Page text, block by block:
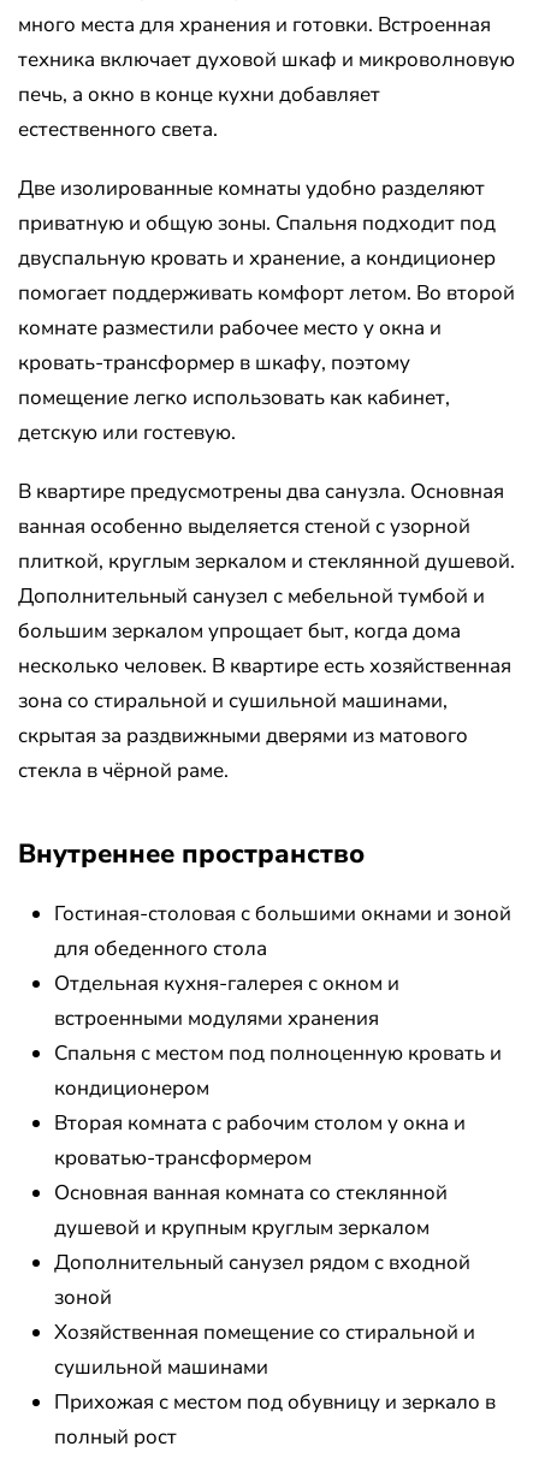
много места для хранения и готовки. Встроенная
техника включает духовой шкаф и микроволновую
печь, а окно в конце кухни добавляет
естественного света.
Две изолированные комнаты удобно разделяют
приватную и общую зоны. Спальня подходит под
двуспальную кровать и хранение, а кондиционер
помогает поддерживать комфорт летом. Во второй
комнате разместили рабочее место у окна и
кровать-трансформер в шкафу, поэтому
помещение легко использовать как кабинет,
детскую или гостевую.
В квартире предусмотрены два санузла. Основная
ванная особенно выделяется стеной с узорной
плиткой, круглым зеркалом и стеклянной душевой.
Дополнительный санузел с мебельной тумбой и
большим зеркалом упрощает быт, когда дома
несколько человек. В квартире есть хозяйственная
зона со стиральной и сушильной машинами,
скрытая за раздвижными дверями из матового
стекла в чёрной раме.
Внутреннее пространство
Гостиная-столовая с большими окнами и зоной
для обеденного стола
Отдельная кухня-галерея с окном и
встроенными модулями хранения
Спальня с местом под полноценную кровать и
кондиционером
Вторая комната с рабочим столом у окна и
кроватью-трансформером
Основная ванная комната со стеклянной
душевой и крупным круглым зеркалом
Дополнительный санузел рядом с входной
зоной
Хозяйственная помещение со стиральной и
сушильной машинами
Прихожая с местом под обувницу и зеркало в
полный рост